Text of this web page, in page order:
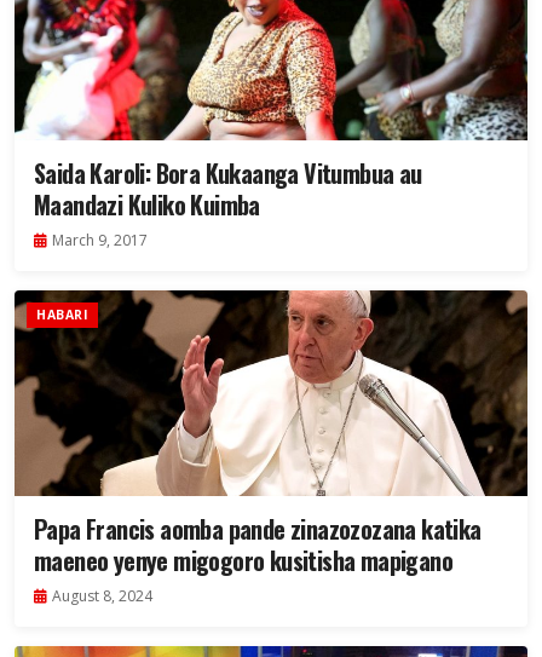
Saida Karoli: Bora Kukaanga Vitumbua au
Maandazi Kuliko Kuimba
March 9, 2017
HABARI
Papa Francis aomba pande zinazozozana katika
maeneo yenye migogoro kusitisha mapigano
August 8, 2024